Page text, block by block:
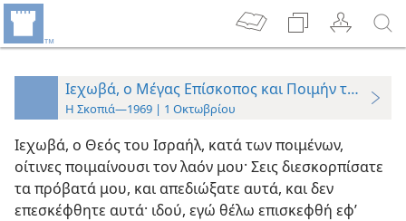
Ιεχωβά, ο Μέγας Επίσκοπος και Ποιμήν του
Η Σκοπιά—1969 | 1 Οκτωβρίου
Ιεχωβά, ο Θεός του Ισραήλ, κατά των ποιμένων,
οίτινες ποιμαίνουσι τον λαόν μου· Σεις διεσκορπίσατε
τα πρόβατά μου, και απεδιώξατε αυτά, και δεν
επεσκέφθητε αυτά· ιδού, εγώ θέλω επισκεφθή εφ’